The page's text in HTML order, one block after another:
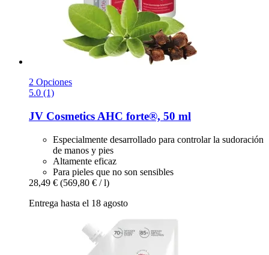
2 Opciones
5.0 (1)
JV Cosmetics AHC forte®, 50 ml
Especialmente desarrollado para controlar la sudoración
de manos y pies
Altamente eficaz
Para pieles que no son sensibles
28,49 € (569,80 € / l)
Entrega hasta el 18 agosto